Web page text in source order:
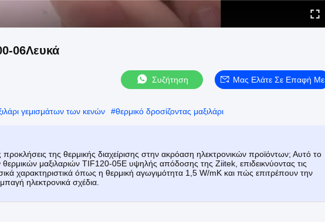
06Λευκά
Συζήτηση Μας Ελάτε Σε Επαφή Με
γεμισμάτων των κενών #θερμικό δροσίζοντας μαξιλάρι
της θερμικής διαχείρισης στην ακρόαση ηλεκτρονικών προϊόντων; Αυτό το
θερμικών μαξιλαριών TIF120-05E υψηλής απόδοσης της Ziitek, επιδεικνύοντας τις
χαρακτηριστικά όπως η θερμική αγωγιμότητα 1,5 W/mK και πώς επιτρέπουν την
ηλεκτρονικά σχέδια.